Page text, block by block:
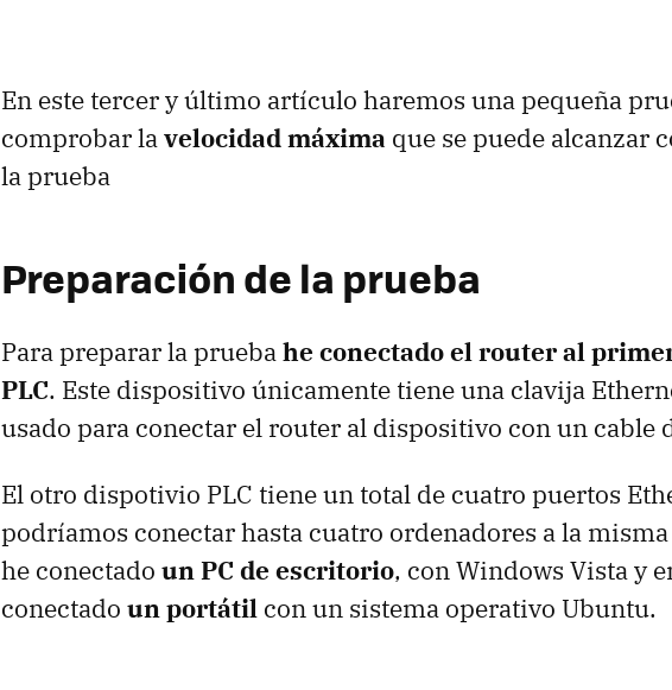
En este tercer y último artículo haremos una pequeña
comprobar lavelocidad máxima que se puede alcanzar
la prueba
Preparación de la prueba
Para preparar la pruebahe conectado el router al
PLC. Este dispositivo únicamente tiene una clavija
usado para conectar el router al dispositivo con un cable
El otro dispotivio PLC tiene un total de cuatro puertos
podríamos conectar hasta cuatro ordenadores a la misma
he conectado un PC de escritorio, con Windows Vista y
conectado un portátil con un sistema operativo Ubuntu.